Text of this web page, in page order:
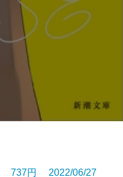
737円 2022/06/27